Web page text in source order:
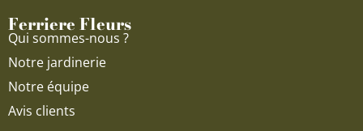
Ferriere Fleurs
Qui sommes-nous ?
Notre jardinerie
Notre équipe
Avis clients